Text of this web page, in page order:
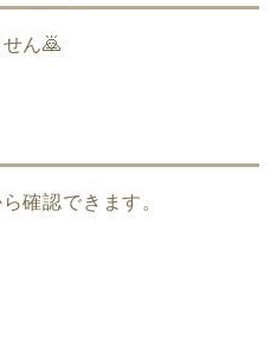
ん🙇
確認できます。